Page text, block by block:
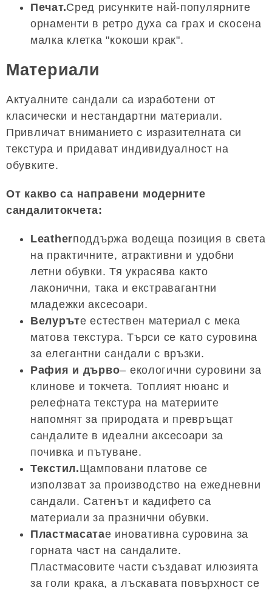
Печат.Сред рисунките най-популярните
орнаменти в ретро духа са грах и скосена
малка клетка "кокоши крак".
Материали
Актуалните сандали са изработени от
класически и нестандартни материали.
Привличат вниманието с изразителната си
текстура и придават индивидуалност на
обувките.
От какво са направени модерните
сандалитокчета:
Leatherподдържа водеща позиция в света
на практичните, атрактивни и удобни
летни обувки. Тя украсява както
лаконични, така и екстравагантни
младежки аксесоари.
Велуръте естествен материал с мека
матова текстура. Търси се като суровина
за елегантни сандали с връзки.
Рафия и дърво– екологични суровини за
клинове и токчета. Топлият нюанс и
релефната текстура на материите
напомнят за природата и превръщат
сандалите в идеални аксесоари за
почивка и пътуване.
Текстил.Щамповани платове се
използват за производство на ежедневни
сандали. Сатенът и кадифето са
материали за празнични обувки.
Пластмасатае иновативна суровина за
горната част на сандалите.
Пластмасовите части създават илюзията
за голи крака, а лъскавата повърхност се